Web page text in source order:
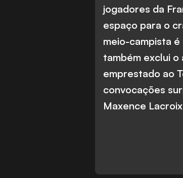
jogadores da
espaço para o
meio-campista
também exclui
emprestado ao
convocações
Maxence